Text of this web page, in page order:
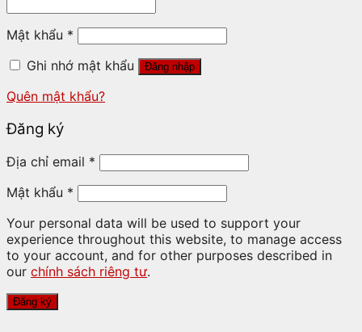
Mật khẩu *
Ghi nhớ mật khẩu
Đăng nhập
Quên mật khẩu?
Đăng ký
Địa chỉ email *
Mật khẩu *
Your personal data will be used to support your
experience throughout this website, to manage access
to your account, and for other purposes described in
our chính sách riêng tư.
Đăng ký